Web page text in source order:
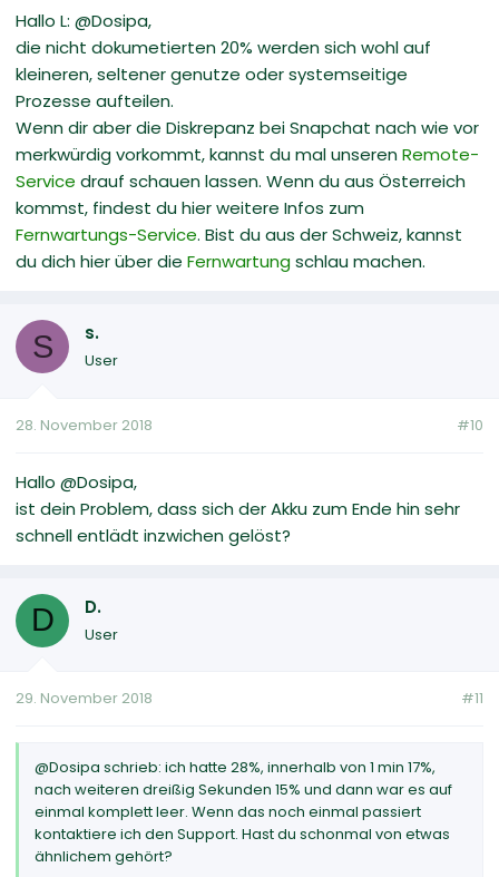
Hallo L: @Dosipa,
die nicht dokumetierten 20% werden sich wohl auf
kleineren, seltener genutze oder systemseitige
Prozesse aufteilen.
Wenn dir aber die Diskrepanz bei Snapchat nach wie vor
merkwürdig vorkommt, kannst du mal unserenRemote-
Service drauf schauen lassen. Wenn du aus Österreich
kommst, findest du hier weitere Infos zum
Fernwartungs-Service. Bist du aus der Schweiz, kannst
du dich hier über die Fernwartung schlau machen.
S s.
User
28. November 2018 #10
Hallo @Dosipa,
ist dein Problem, dass sich der Akku zum Ende hin sehr
schnell entlädt inzwichen gelöst?
D D.
User
29. November 2018 #11
@Dosipa schrieb: ich hatte 28%, innerhalb von 1 min 17%,
nach weiteren dreißig Sekunden 15% und dann war es auf
einmal komplett leer. Wenn das noch einmal passiert
kontaktiere ich den Support. Hast du schonmal von etwas
ähnlichem gehört?